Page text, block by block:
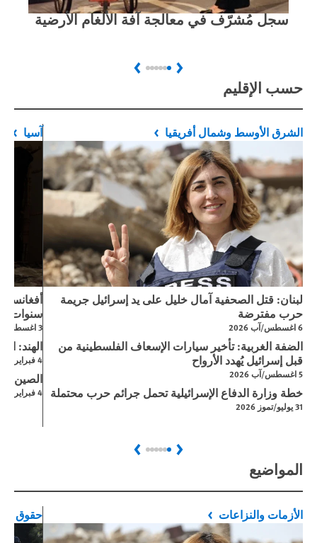
سجل مُشرّف في معالجة آفة الألغام الأرضية
Previous
Next
حسب الإقليم
الشرق الأوسط وشمال أفريقيا
لبنان: قتل الصحفية آمال خليل على يد إسرائيل جريمة
حرب مفترضة
6 اغسطس/آب 2026
الضفة الغربية: تأخير سيارات الإسعاف الفلسطينية من
قبل إسرائيل يُهدد الأرواح
5 اغسطس/آب 2026
خطة وزارة الدفاع الإسرائيلية تحمل جرائم حرب محتملة
31 يوليو/تموز 2026
آسيا
سنوات
3 اغسطس/آب 2026
الهند:
4 فبراير/شباط 2026
الصين:
4 فبراير/شباط 2026
Previous
Next
المواضيع
الأزمات والنزاعات حقوق